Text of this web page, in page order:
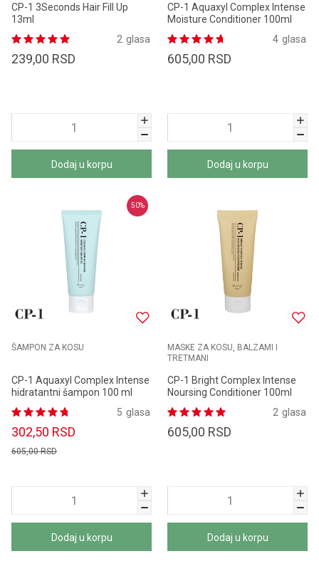
CP-1 3Seconds Hair Fill Up
13ml
glasa
2
239,00 RSD
Dodaj u korpu
CP-1 Aquaxyl Complex Intense
Moisture Conditioner 100ml
glasa
4
605,00 RSD
Dodaj u korpu
50%
ŠAMPON ZA KOSU
CP-1 Aquaxyl Complex Intense
hidratantni šampon 100 ml
glasa
5
302,50 RSD
605,00RSD
Dodaj u korpu
MASKE ZA KOSU, BALZAMI I
TRETMANI
CP-1 Bright Complex Intense
Noursing Conditioner 100ml
glasa
2
605,00 RSD
Dodaj u korpu